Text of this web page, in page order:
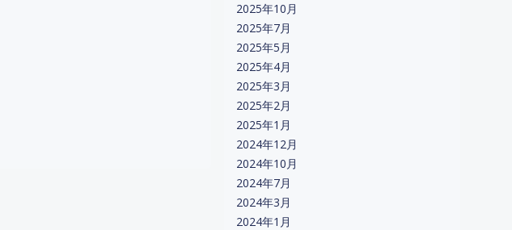
2025年10月
2025年7月
2025年5月
2025年4月
2025年3月
2025年2月
2025年1月
2024年12月
2024年10月
2024年7月
2024年3月
2024年1月